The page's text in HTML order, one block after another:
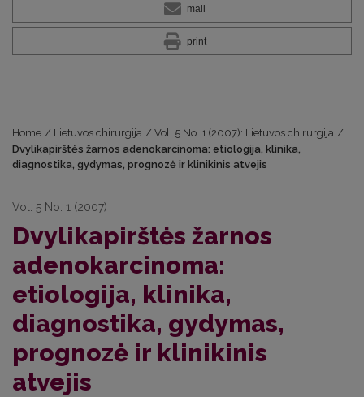
mail
print
Home / Lietuvos chirurgija / Vol. 5 No. 1 (2007): Lietuvos chirurgija /
Dvylikapirštės žarnos adenokarcinoma: etiologija, klinika,
diagnostika, gydymas, prognozė ir klinikinis atvejis
Vol. 5 No. 1 (2007)
Dvylikapirštės žarnos
adenokarcinoma:
etiologija, klinika,
diagnostika, gydymas,
prognozė ir klinikinis
atvejis